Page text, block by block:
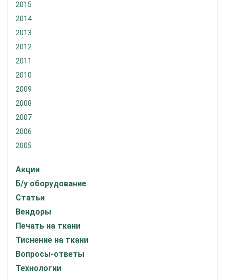
2015
2014
2013
2012
2011
2010
2009
2008
2007
2006
2005
Акции
Б/у оборудование
Статьи
Вендоры
Печать на ткани
Тиснение на ткани
Вопросы-ответы
Технологии